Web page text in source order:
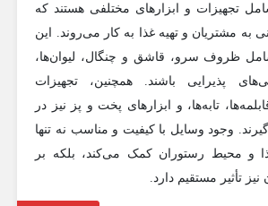
تجهیزات و ابزارهای مختلفی هستند که
به مشتریان و تهیه غذا به کار می‌روند. این
ظروف سرو، قاشق و چنگال، لیوان‌ها،
پذیرایی باشند. همچنین، تجهیزات
تابه‌ها، و ابزارهای پخت و پز نیز در
وجود وسایل با کیفیت و مناسب نه تنها
و محیط رستوران کمک می‌کند، بلکه بر
تأثیر مستقیم دارد.